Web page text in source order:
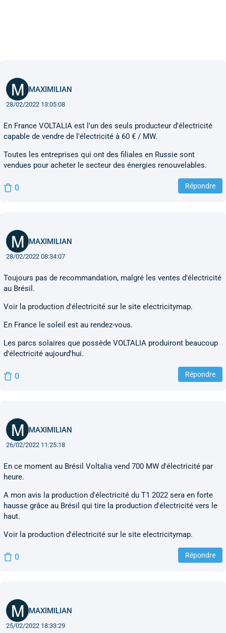
MAXIMILIAN
28/02/2022 13:05:08
En France VOLTALIA est l'un des seuls producteur d'électricité
capable de vendre de l'électricité à 60 € / MW.
Toutes les entreprises qui ont des filiales en Russie sont
vendues pour acheter le secteur des énergies renouvelables.
0 Répondre
MAXIMILIAN
28/02/2022 08:34:07
Toujours pas de recommandation, malgré les ventes d'électricité
au Brésil.
Voir la production d'électricité sur le site electricitymap.
En France le soleil est au rendez-vous.
Les parcs solaires que possède VOLTALIA produiront beaucoup
d'électricité aujourd'hui.
0 Répondre
MAXIMILIAN
26/02/2022 11:25:18
En ce moment au Brésil Voltalia vend 700 MW d'électricité par
heure.
A mon avis la production d'électricité du T1 2022 sera en forte
hausse grâce au Brésil qui tire la production d'électricité vers le
haut.
Voir la production d'électricité sur le site electricitymap.
0 Répondre
MAXIMILIAN
25/02/2022 18:33:29